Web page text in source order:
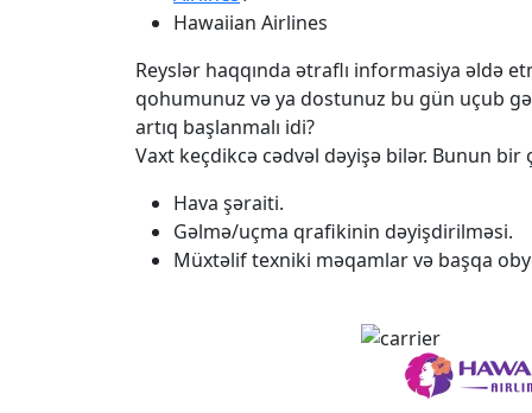
Hawaiian Airlines
Reyslər haqqında ətraflı informasiya əldə
qohumunuz və ya dostunuz bu gün uçub
artıq başlanmalı idi?
Vaxt keçdikcə cədvəl dəyişə bilər. Bunun
Hava şəraiti.
Gəlmə/uçma qrafikinin dəyişdirilməsi.
Müxtəlif texniki məqamlar və başqa